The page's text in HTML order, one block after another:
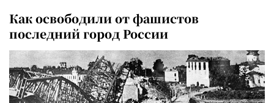
Как освободили от фашистов
последний город России